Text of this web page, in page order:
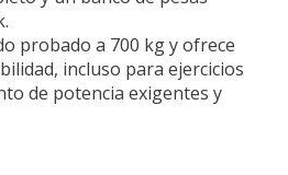
probado a 700 kg y ofrece
incluso para ejercicios
de potencia exigentes y